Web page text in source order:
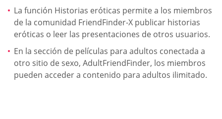
La función Historias eróticas permite a los miembros
de la comunidad FriendFinder-X publicar historias
eróticas o leer las presentaciones de otros usuarios.
En la sección de películas para adultos conectada a
otro sitio de sexo, AdultFriendFinder, los miembros
pueden acceder a contenido para adultos ilimitado.